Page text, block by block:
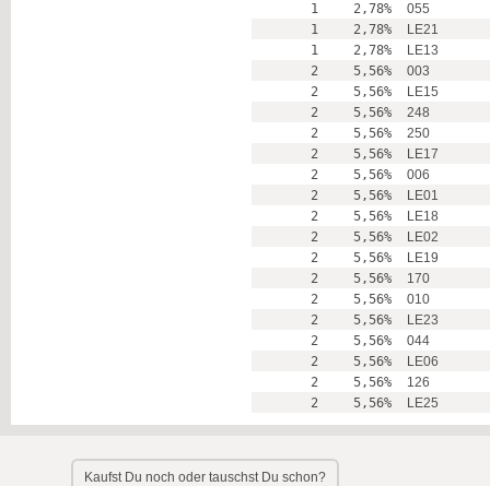
1
2,78%
055
1
2,78%
LE21
1
2,78%
LE13
2
5,56%
003
2
5,56%
LE15
2
5,56%
248
2
5,56%
250
2
5,56%
LE17
2
5,56%
006
2
5,56%
LE01
2
5,56%
LE18
2
5,56%
LE02
2
5,56%
LE19
2
5,56%
170
2
5,56%
010
2
5,56%
LE23
2
5,56%
044
2
5,56%
LE06
2
5,56%
126
2
5,56% LE25
Kaufst Du noch oder tauschst Du schon?